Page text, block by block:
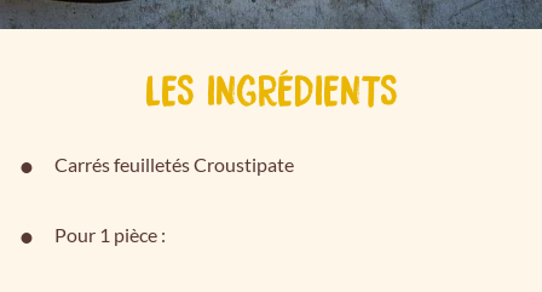
LES INGRÉDIENTS
Carrés feuilletés Croustipate
Pour 1 pièce :